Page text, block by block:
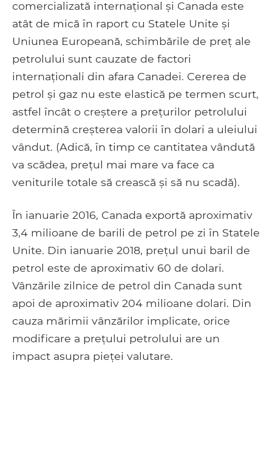
comercializată internațional și Canada este
atât de mică în raport cu Statele Unite și
Uniunea Europeană, schimbările de preț ale
petrolului sunt cauzate de factori
internaționali din afara Canadei. Cererea de
petrol și gaz nu este elastică pe termen scurt,
astfel încât o creștere a prețurilor petrolului
determină creșterea valorii în dolari a uleiului
vândut. (Adică, în timp ce cantitatea vândută
va scădea, prețul mai mare va face ca
veniturile totale să crească și să nu scadă).
În ianuarie 2016, Canada exportă aproximativ
3,4 milioane de barili de petrol pe zi în Statele
Unite. Din ianuarie 2018, prețul unui baril de
petrol este de aproximativ 60 de dolari.
Vânzările zilnice de petrol din Canada sunt
apoi de aproximativ 204 milioane dolari. Din
cauza mărimii vânzărilor implicate, orice
modificare a prețului petrolului are un
impact asupra pieței valutare.